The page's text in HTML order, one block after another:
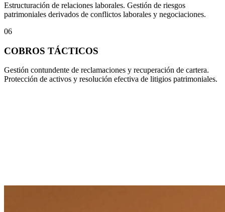
Estructuración de relaciones laborales. Gestión de riesgos
patrimoniales derivados de conflictos laborales y negociaciones.
06
COBROS TÁCTICOS
Gestión contundente de reclamaciones y recuperación de cartera.
Protección de activos y resolución efectiva de litigios patrimoniales.